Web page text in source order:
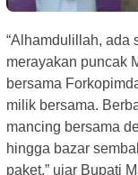
“Alhamdulillah, ada
merayakan puncak
bersama
milik bersama.
mancing bersama
hingga bazar
paket,” ujar Bupati